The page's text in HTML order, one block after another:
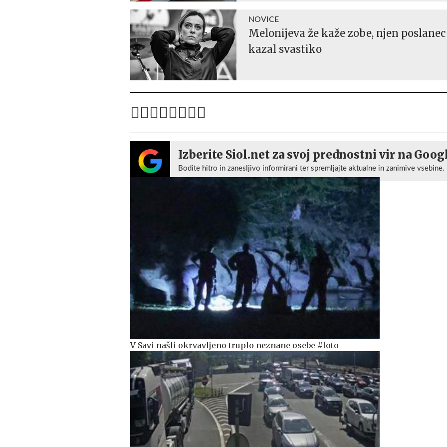
NOVICE
Melonijeva že kaže zobe, njen
kazal svastiko
Izberite Siol.net za svoj prednostni vir na
Bodite hitro in zanesljivo informirani ter spremljajte aktualne in zanimive vsebine.
V Savi našli okrvavljeno truplo neznane osebe #foto